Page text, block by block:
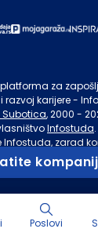
za
karijere -
Subotica, 2000 -
Infostuda
Infostuda, zarad
potrebe
Poslovi